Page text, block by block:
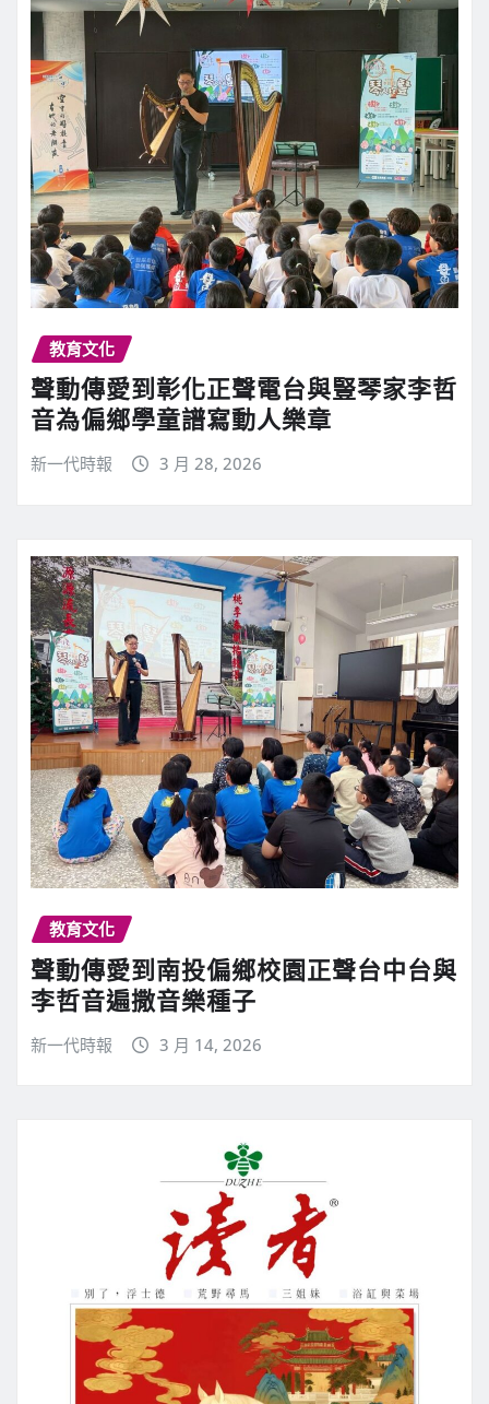
教育文化
聲動傳愛到彰化正聲電台與豎琴家李哲
音為偏鄉學童譜寫動人樂章
新一代時報 3 月 28, 2026
教育文化
聲動傳愛到南投偏鄉校園正聲台中台與
李哲音遍撒音樂種子
新一代時報 3 月 14, 2026